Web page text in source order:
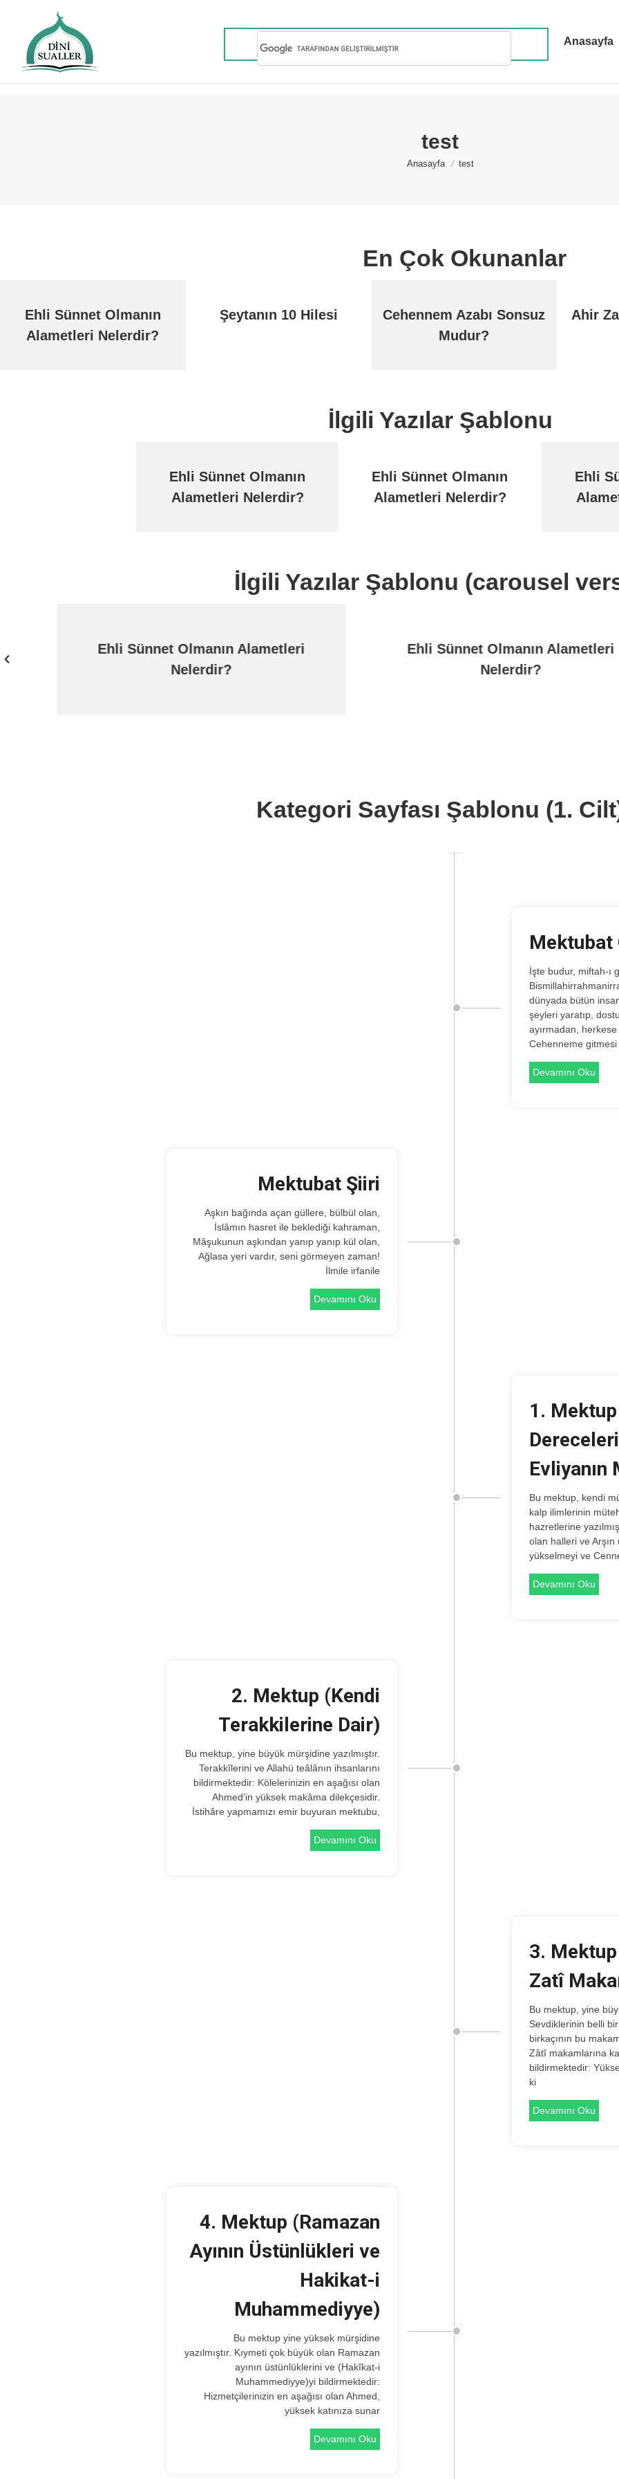
Anasayfa
test
You are here:
Anasayfa test
En Çok Okunanlar
Ehli Sünnet Olmanın
Alametleri Nelerdir?
Şeytanın 10 Hilesi
Cehennem Azabı Sonsuz
Mudur?
Ahir
İlgili Yazılar Şablonu
Ehli Sünnet Olmanın
Alametleri Nelerdir?
Ehli Sünnet Olmanın
Alametleri Nelerdir?
Ehli
İlgili Yazılar Şablonu (carousel
Ehli Sünnet Olmanın Alametleri
Nelerdir?
Ehli Sünnet Olmanın Alametleri
Nelerdir?
Kategori Sayfası Şablonu (1.
Mektubat
İşte budur, miftah-ı genc-i kadîm:
dünyada bütün
şeyleri yaratıp,
ayırmadan,
Cehenneme
Devamını Oku
Mektubat Şiiri
Aşkın bağında açan güllere, bülbül olan,
İslâmın hasret ile beklediği kahraman,
Mâşukunun aşkından yanıp yanıp kül olan,
Ağlasa yeri vardır, seni görmeyen zaman!
İlmile irfanile
Devamını Oku
1.
Bu mektup, kendi mürşidi, Evliyânın büyüğü,
kalp ilimlerinin
hazretlerine
olan halleri ve
yükselmeyi ve
Devamını Oku
2. Mektup (Kendi
Terakkilerine Dair)
Bu mektup, yine büyük mürşidine yazılmıştır.
Terakkîlerini ve Allahü teâlânın ihsanlarını
bildirmektedir: Kölelerinizin en aşağısı olan
Ahmed’in yüksek makâma dilekçesidir.
İstihâre yapmamızı emir buyuran mektubu,
Devamını Oku
3.
Zatî
Bu mektup, yine büyük mürşidine yazılmıştır.
Sevdiklerinin belli
birkaçının bu
Zâtî makamlarına
bildirmektedir:
ki
Devamını Oku
4. Mektup (Ramazan
Ayının Üstünlükleri ve
Hakikat-i
Muhammediyye)
Bu mektup yine yüksek mürşidine
yazılmıştır. Kıymeti çok büyük olan Ramazan
ayının üstünlüklerini ve (Hakîkat-i
Muhammediyye)yi bildirmektedir:
Hizmetçilerinizin en aşağısı olan Ahmed,
yüksek katınıza sunar
Devamını Oku